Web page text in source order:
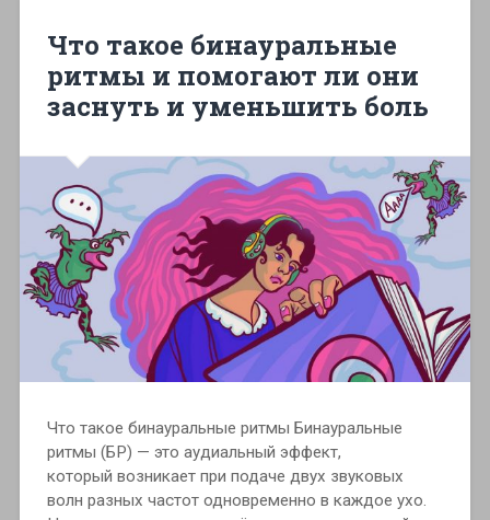
Что такое бинауральные
ритмы и помогают ли они
заснуть и уменьшить боль
Что такое бинауральные ритмы Бинауральные
ритмы (БР) — это аудиальный эффект,
который возникает при подаче двух звуковых
волн разных частот одновременно в каждое ухо.